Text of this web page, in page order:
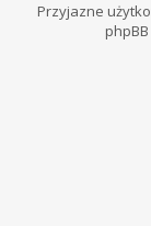
Przyjazne